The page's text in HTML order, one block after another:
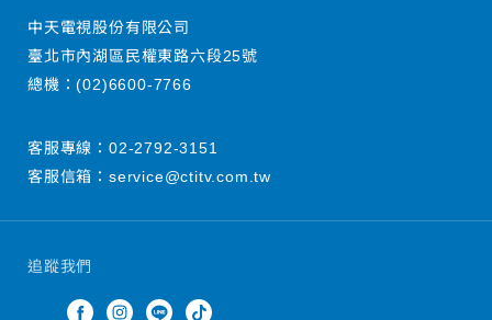
追蹤我們
中天電視股份有限公司
臺北市內湖區民權東路六段25號
總機：(02)6600-7766
客服專線： 02-2792-3151
客服信箱： service@ctitv.com.tw